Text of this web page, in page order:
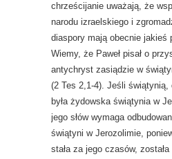
chrześcijanie uważają, że
narodu izraelskiego i
diaspory mają obecnie jakieś
Wiemy, że Paweł pisał o
antychryst zasiądzie w
(2 Tes 2,1-4). Jeśli świątynią,
była żydowska świątynia w
jego słów wymaga
świątyni w Jerozolimie,
stała za jego czasów,